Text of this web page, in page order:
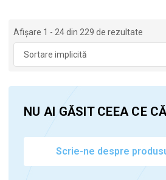
Afișare 1 - 24 din 229 de rezultate
NU AI GĂSIT CEEA CE
Scrie-ne despre